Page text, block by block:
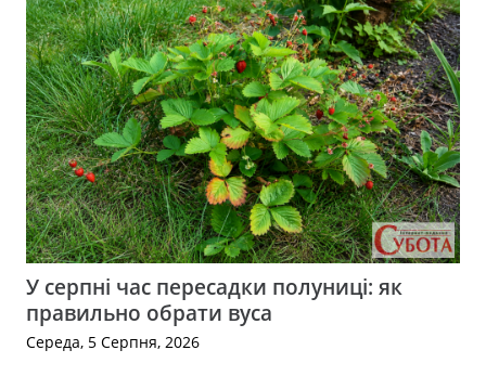
У серпні час пересадки полуниці: як
правильно обрати вуса
Середа, 5 Серпня, 2026